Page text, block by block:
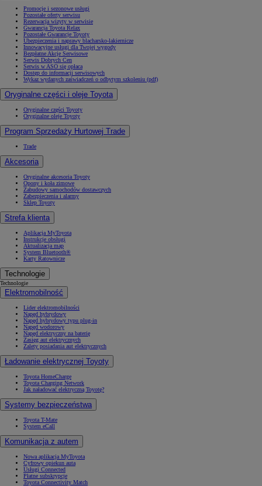
Promocje i sezonowe usługi
Pozostałe oferty serwisu
Rezerwacja wizyty w serwisie
Gwarancja Toyota Relax
Pozostałe Gwarancje Toyoty
Ubezpieczenia i naprawy blacharsko-lakiernicze
Innowacyjne usługi dla Twojej wygody
Bezpłatne Akcje Serwisowe
Serwis Dobrych Cen
Serwis w ASO się opłaca
Dostęp do informacji serwisowych
Wykaz wydanych zaświadczeń o odbytym szkoleniu (pdf)
Oryginalne części i oleje Toyota
Oryginalne części Toyoty
Oryginalne oleje Toyoty
Program Sprzedaży Hurtowej Trade
Trade
Akcesoria
Oryginalne akcesoria Toyoty
Opony i koła zimowe
Zabudowy samochodów dostawczych
Zabezpieczenia i alarmy
Sklep Toyoty
Strefa klienta
Aplikacja MyToyota
Instrukcje obsługi
Aktualizacja map
System Bluetooth®
Karty Ratownicze
Technologie
Technologie
Elektromobilność
Lider elektromobilności
Napęd hybrydowy
Napęd hybrydowy typu plug-in
Napęd wodorowy
Napęd elektryczny na baterię
Zasięg aut elektrycznych
Zalety posiadania aut elektrycznych
Ładowanie elektrycznej Toyoty
Toyota HomeCharge
Toyota Charging Network
Jak naładować elektryczną Toyotę?
Systemy bezpieczeństwa
Toyota T-Mate
System eCall
Komunikacja z autem
Nowa aplikacja MyToyota
Cyfrowy opiekun auta
Usługi Connected
Płatne subskrypcje
Toyota Connectivity Match